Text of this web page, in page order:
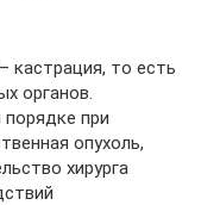
кастрация, то есть
органов.
при
опухоль,
хирурга